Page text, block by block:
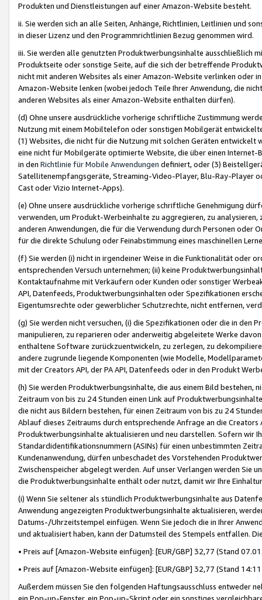
Produkten und Dienstleistungen auf einer Amazon-Website besteht.
ii. Sie werden sich an alle Seiten, Anhänge, Richtlinien, Leitlinien und
in dieser Lizenz und den Programmrichtlinien Bezug genommen wird.
iii. Sie werden alle genutzten Produktwerbungsinhalte ausschließlich
Produktseite oder sonstige Seite, auf die sich der betreffende
nicht mit anderen Websites als einer Amazon-Website verlinken oder
Amazon-Website lenken (wobei jedoch Teile Ihrer Anwendung, die
anderen Websites als einer Amazon-Website enthalten dürfen).
(d) Ohne unsere ausdrückliche vorherige schriftliche Zustimmung
Nutzung mit einem Mobiltelefon oder sonstigen Mobilgerät
(1) Websites, die nicht für die Nutzung mit solchen Geräten
eine nicht für Mobilgeräte optimierte Website, die über einen
in den Richtlinie für Mobile Anwendungen definiert, oder (3)
Satellitenempfangsgeräte, Streaming-Video-Player, Blu-Ray-Player
Cast oder Vizio Internet-Apps).
(e) Ohne unsere ausdrückliche vorherige schriftliche Genehmigung
verwenden, um Produkt-Werbeinhalte zu aggregieren, zu
anderen Anwendungen, die für die Verwendung durch Personen
für die direkte Schulung oder Feinabstimmung eines maschinellen
(f) Sie werden (i) nicht in irgendeiner Weise in die Funktionalität oder
entsprechenden Versuch unternehmen; (ii) keine
Kontaktaufnahme mit Verkäufern oder Kunden oder sonstiger
API, Datenfeeds, Produktwerbungsinhalten oder Spezifikationen
Eigentumsrechte oder gewerblicher Schutzrechte, nicht entfernen,
(g) Sie werden nicht versuchen, (i) die Spezifikationen oder die in
manipulieren, zu reparieren oder anderweitig abgeleitete Werke
enthaltene Software zurückzuentwickeln, zu zerlegen, zu
andere zugrunde liegende Komponenten (wie Modelle,
mit der Creators API, der PA API, Datenfeeds oder in den Produkt
(h) Sie werden Produktwerbungsinhalte, die aus einem Bild bestehen,
Zeitraum von bis zu 24 Stunden einen Link auf
die nicht aus Bildern bestehen, für einen Zeitraum von bis zu 24
Ablauf dieses Zeitraums durch entsprechende Anfrage an die
Produktwerbungsinhalte aktualisieren und neu darstellen. Sofern wir
Standardidentifikationsnummern (ASINs) für einen unbestimmten
Kundenanwendung, dürfen unbeschadet des Vorstehenden
Zwischenspeicher abgelegt werden. Auf unser Verlangen werden Sie
die Produktwerbungsinhalte enthält oder nutzt, damit wir Ihre
(i) Wenn Sie seltener als stündlich Produktwerbungsinhalte aus
Anwendung angezeigten Produktwerbungsinhalte aktualisieren,
Datums-/Uhrzeitstempel einfügen. Wenn Sie jedoch die in Ihrer
und aktualisiert haben, kann der Datumsteil des Stempels entfallen.
• Preis auf [Amazon-Website einfügen]: [EUR/GBP] 32,77 (Stand
• Preis auf [Amazon-Website einfügen]: [EUR/GBP] 32,77 (Stand
Außerdem müssen Sie den folgenden Haftungsausschluss entweder
ein Pop-up-Fenster, ein Pop-up-Skript oder ein sonstiges